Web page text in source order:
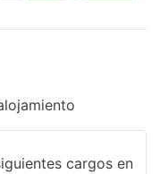
cargos en